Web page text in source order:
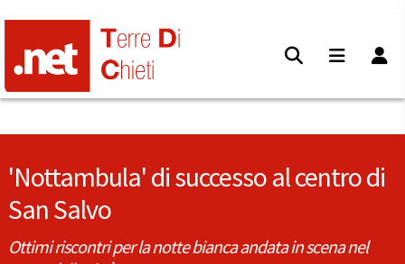
'Nottambula' di successo al centro di
San Salvo
Ottimi riscontri per la notte bianca andata in scena nel